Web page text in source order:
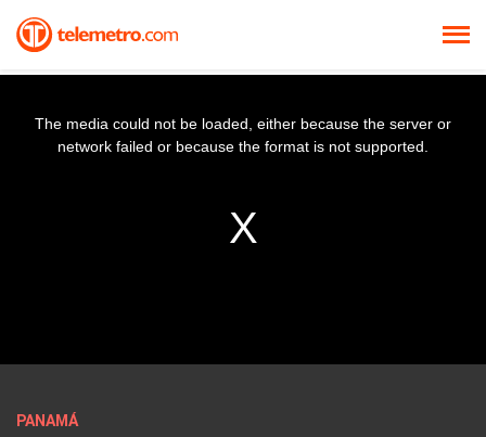
The media could not be loaded, either because the server or
network failed or because the format is not supported.
PANAMÁ